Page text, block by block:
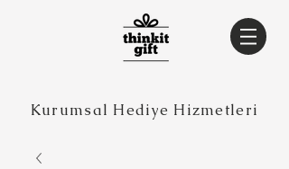
Kurumsal Hediye Hizmetleri